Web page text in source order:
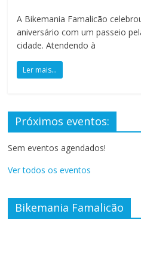
a
F
a
m
a
l
i
A Bikemania Famalicão
aniversário com um passeio
cidade. Atendendo à
Ler mais...
Próximos eventos:
Sem eventos agendados!
Ver todos os eventos
Bikemania Famalicão